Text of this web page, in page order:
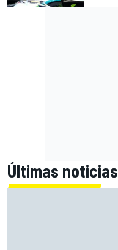
Últimas noticias